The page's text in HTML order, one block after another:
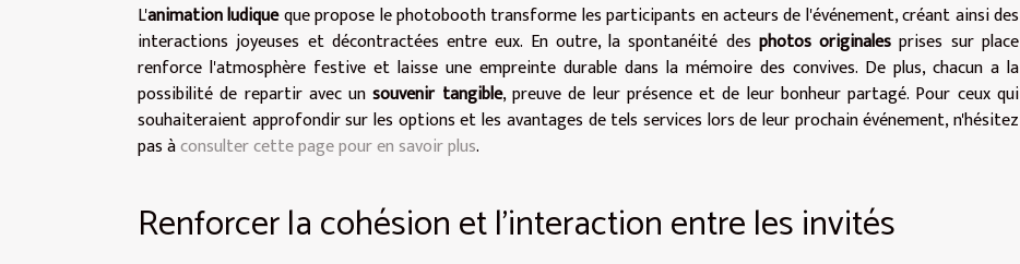
L'animation ludiqueque propose le photobooth transforme les participants en acteurs de l'événement, créant ainsi des
interactions joyeuses et décontractées entre eux. En outre, la spontanéité des photos originales prises sur place
renforce l'atmosphère festive et laisse une empreinte durable dans la mémoire des convives. De plus, chacun a la
possibilité de repartir avec unsouvenir tangible, preuve de leur présence et de leur bonheur partagé. Pour ceux qui
souhaiteraient approfondir sur les options et les avantages de tels services lors de leur prochain événement, n'hésitez
pas àconsulter cette page pour en savoir plus.
Renforcer la cohésion et l'interaction entre les invités